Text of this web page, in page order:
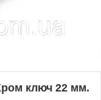
ключ 22 мм.